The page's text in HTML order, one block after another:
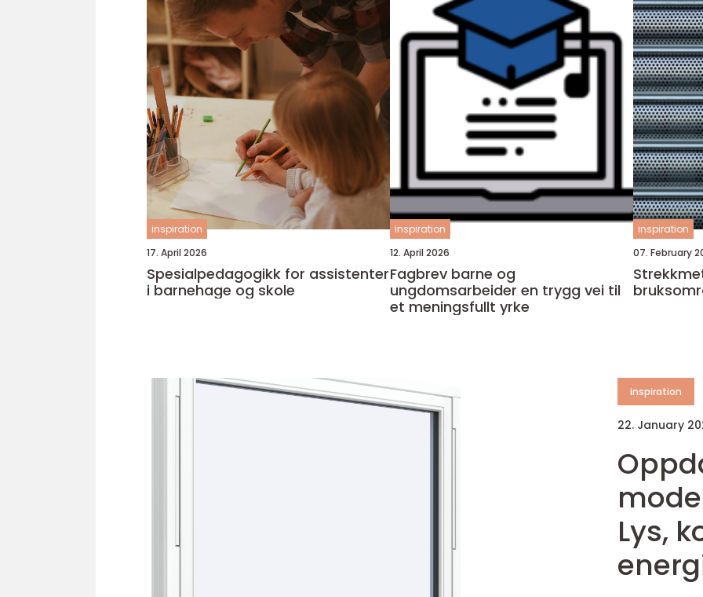
inspiration
17. April 2026
Spesialpedagogikk for assistenter
i barnehage og skole
inspiration
12. April 2026
Fagbrev barne og
ungdomsarbeider en trygg vei til
et meningsfullt yrke
inspiration
07. February
inspiration
22. January
Lys,